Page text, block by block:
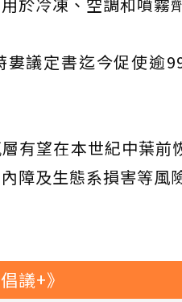
議定書迄今促使逾
有望在本世紀中葉
障及生態系損害等風
議+》